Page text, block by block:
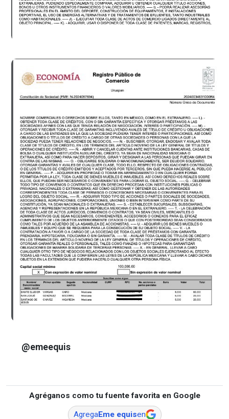
@emeequis
Agréganos como tu fuente favorita en Google
AgregaEme equisen